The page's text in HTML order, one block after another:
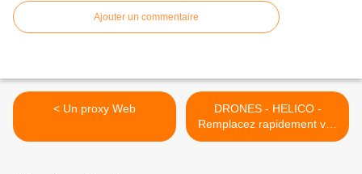
Ajouter un commentaire
< Un proxy Web
DRONES - HELICO -
Remplacez rapidement vos
Batteries >